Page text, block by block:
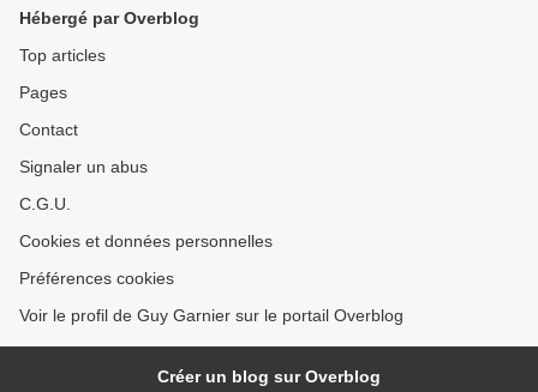
Hébergé par Overblog
Top articles
Pages
Contact
Signaler un abus
C.G.U.
Cookies et données personnelles
Préférences cookies
Voir le profil de Guy Garnier sur le portail Overblog
Créer un blog sur Overblog